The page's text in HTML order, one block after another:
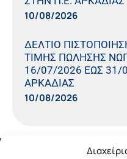
10/08/2026
ΔΕΛΤΙΟ
ΤΙΜΗΣ ΠΩΛΗΣΗΣ
16/07/2026 ΕΩΣ 31/
ΑΡΚΑΔΙΑΣ
10/08/2026